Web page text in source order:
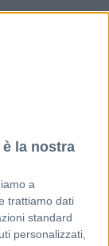
la nostra
a
trattiamo dati
standard
personalizzati,